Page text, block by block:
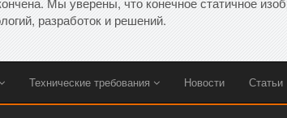
разработок и решений.
Технические требования Новости Статьи